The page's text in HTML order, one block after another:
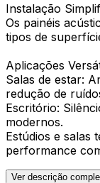
Instalação
Os painéis
tipos de
Aplicações
Salas de estar:
redução de
Escritório:
modernos.
Estúdios e salas
performance
Ver descrição